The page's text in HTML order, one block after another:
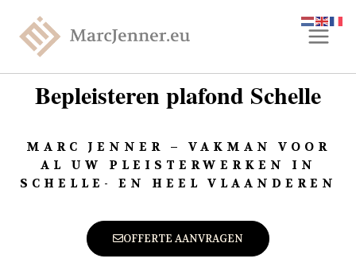
Bepleisteren plafond Schelle
MARC JENNER – VAKMAN VOOR
AL UW PLEISTERWERKEN IN
SCHELLE- EN HEEL VLAANDEREN
OFFERTE AANVRAGEN